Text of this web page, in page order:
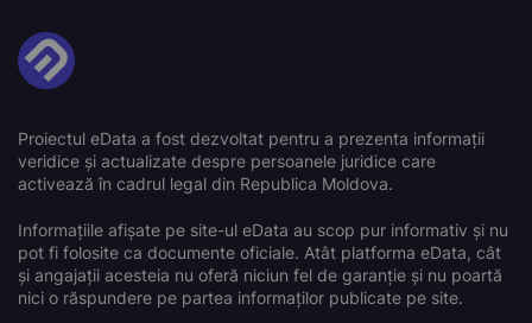
Proiectul eData a fost dezvoltat pentru a prezenta informații
veridice și actualizate despre persoanele juridice care
activează în cadrul legal din Republica Moldova.
Informațiile afișate pe site-ul eData au scop pur informativ și nu
pot fi folosite ca documente oficiale. Atât platforma eData, cât
și angajații acesteia nu oferă niciun fel de garanție și nu poartă
nici o răspundere pe partea informaților publicate pe site.